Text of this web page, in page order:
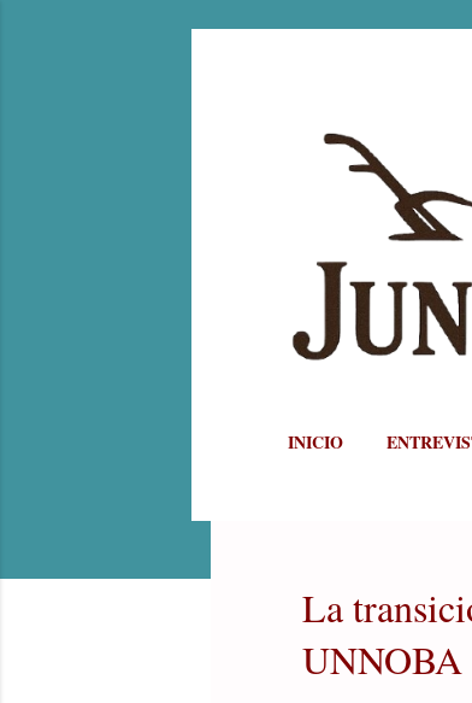
INICIO
La
UNNOBA